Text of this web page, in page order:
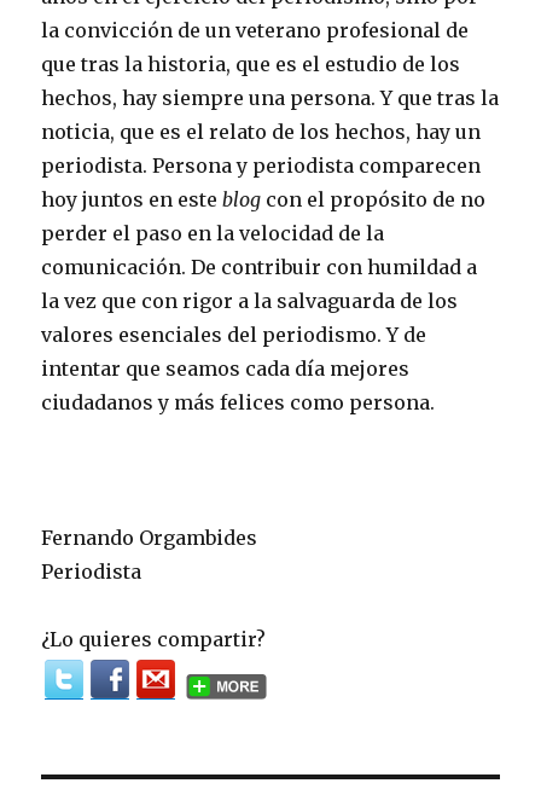
la convicción de un veterano profesional de
que tras la historia, que es el estudio de los
hechos, hay siempre una persona. Y que tras la
noticia, que es el relato de los hechos, hay un
periodista. Persona y periodista comparecen
hoy juntos en esteblog con el propósito de no
perder el paso en la velocidad de la
comunicación. De contribuir con humildad a
la vez que con rigor a la salvaguarda de los
valores esenciales del periodismo. Y de
intentar que seamos cada día mejores
ciudadanos y más felices como persona.
Fernando Orgambides
Periodista
¿Lo quieres compartir?